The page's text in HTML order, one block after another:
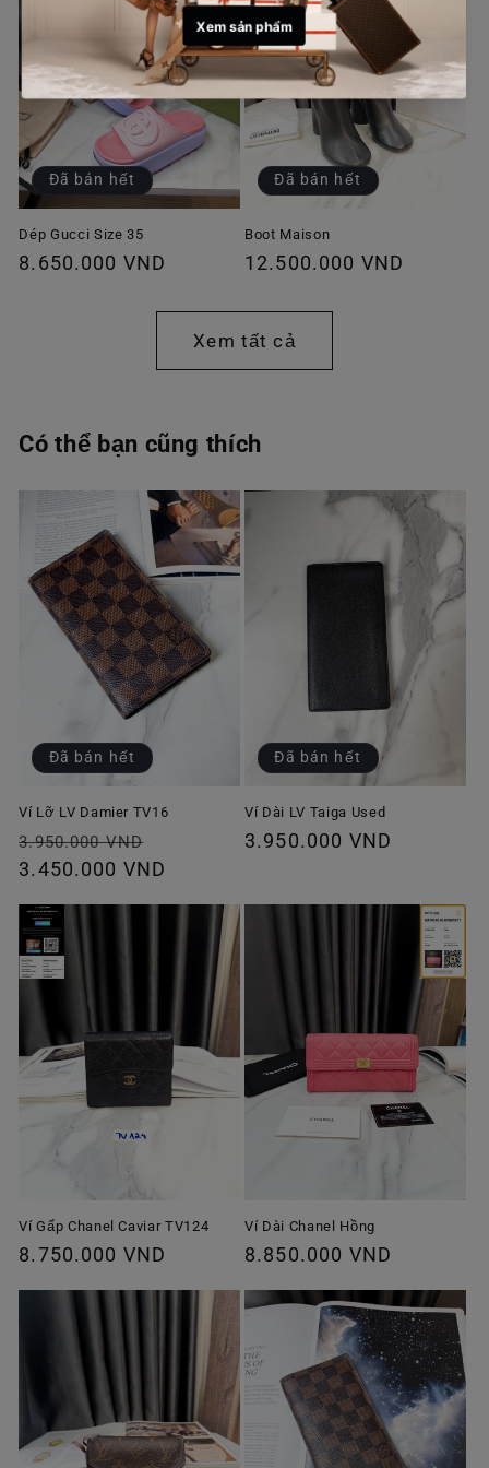
Đã bán hết
Dép Gucci Size 35
Giá
8.650.000 VND
Đã bán hết
Boot Maison
Giá
thường
12.500.000 VND
Xem tất cả
Có thể bạn cũng thích
Đã bán hết
Ví Lỡ LV Damier TV16
Giá
thông
3.950.000 VND
ưu
3.450.000 VND
Đã bán hết
Ví Dài LV Taiga Used
Giá
3.950.000 VND
Ví Gấp Chanel Caviar TV124
Giá
8.750.000 VND
Ví Dài Chanel Hồng
Giá
thường
8.850.000 VND